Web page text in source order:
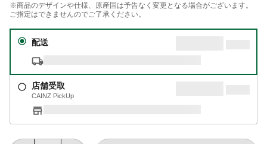
※商品のデザインや仕様、原産国は予告なく変更となる場合がございます。
ご指定はできませんのでご了承ください。
配送
店舗受取
CAINZ PickUp